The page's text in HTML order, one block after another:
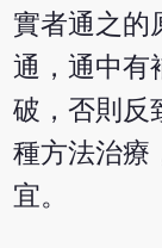
實者通之的
通，通中有
破，否則反
種方法治療
宜。